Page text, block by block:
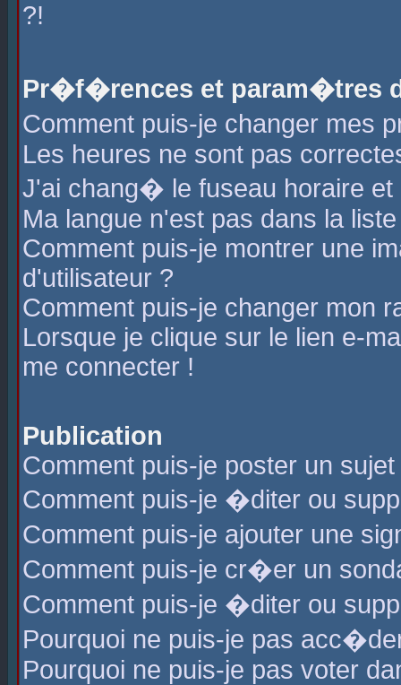
?!
Pr�f�rences et param�tres
Comment puis-je changer mes
Les heures ne sont pas
J'ai chang� le fuseau horaire
Ma langue n'est pas dans la
Comment puis-je montrer une
d'utilisateur ?
Comment puis-je changer mon
Lorsque je clique sur le lien e-
me connecter !
Publication
Comment puis-je poster un
Comment puis-je �diter ou
Comment puis-je ajouter une
Comment puis-je cr�er un
Comment puis-je �diter ou
Pourquoi ne puis-je pas
Pourquoi ne puis-je pas voter